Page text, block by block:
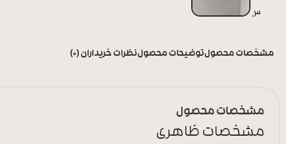
مشخصات محصولتوضیحات محصولنظرات خریداران (0)
مشخصات محصول
مشخصات ظاهری